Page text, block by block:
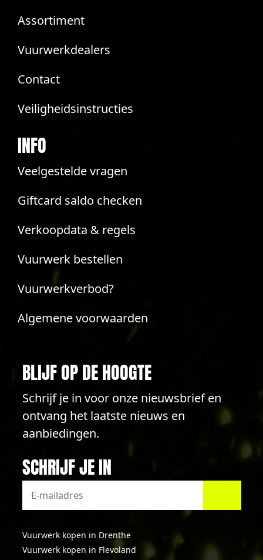
Assortiment
Vuurwerkdealers
Contact
Veiligheidsinstructies
INFO
Veelgestelde vragen
Giftcard saldo checken
Verkoopdata & regels
Vuurwerk bestellen
Vuurwerkverbod?
Algemene voorwaarden
BLIJF OP DE HOOGTE
Schrijf je in voor onze nieuwsbrief en
ontvang het laatste nieuws en
aanbiedingen.
SCHRIJF JE IN
Vuurwerk kopen in Drenthe
Vuurwerk kopen in Flevoland